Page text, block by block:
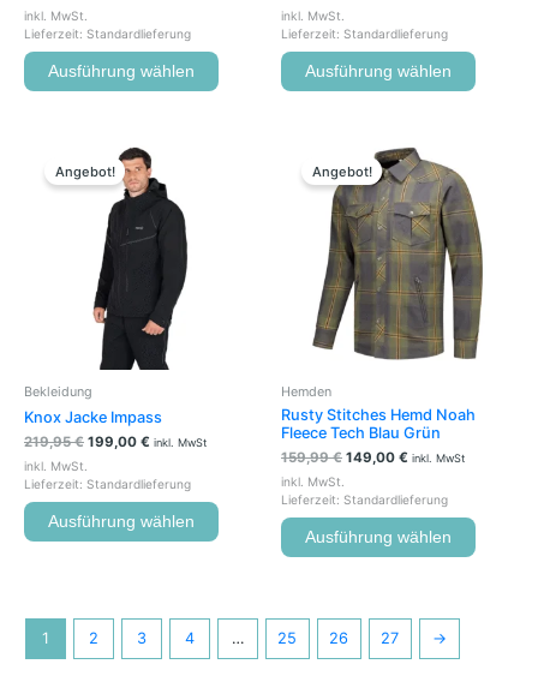
inkl. MwSt.
Lieferzeit: Standardlieferung
Ausführung wählen
inkl. MwSt.
Lieferzeit: Standardlieferung
Ausführung wählen
Angebot!
Bekleidung
Knox Jacke Impass
219,95€
Ursprünglicher
Preis
war:
219,95 €
199,00 €
Preis
ist:
199,00 €.
inkl. MwSt
inkl. MwSt.
Lieferzeit: Standardlieferung
Ausführung wählen
Produktseite
Angebot!
Hemden
Rusty Stitches Hemd Noah
Fleece Tech Blau Grün
159,99€
Ursprünglicher
Preis
war:
159,99 €
149,00 €
Aktueller
Preis
ist:
149,00 €.
inkl. MwSt
inkl. MwSt.
Lieferzeit: Standardlieferung
Ausführung wählen
mehrere
auf.
Die
können
auf
1 2 3 4 … 25 26 27 →